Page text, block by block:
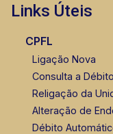
Links Úteis
CPFL
Ligação Nova
Consulta a
Religação da
Alteração de
Débito